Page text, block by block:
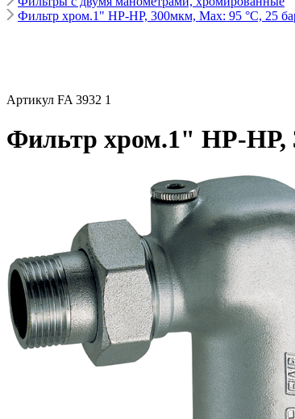
Фильтр хром.1" НР-НР, 300мкм, Max: 95 °C, 25
Артикул FA 3932 1
Фильтр хром.1" НР-НР,